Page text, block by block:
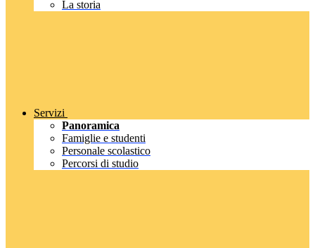
La storia
Servizi
Panoramica
Famiglie e studenti
Personale scolastico
Percorsi di studio